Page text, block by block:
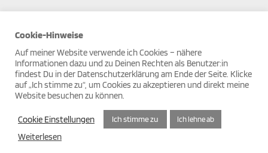
© Copyright 2019
Facebook
Instagram
Pinterest
Cookie-Hinweise
Auf meiner Website verwende ich Cookies – nähere
Informationen dazu und zu Deinen Rechten als Benutzer:in
findest Du in der Datenschutzerklärung am Ende der Seite. Klicke
auf „Ich stimme zu“, um Cookies zu akzeptieren und direkt meine
Website besuchen zu können.
Cookie Einstellungen Ich stimme zu Ich lehne ab
Weiterlesen